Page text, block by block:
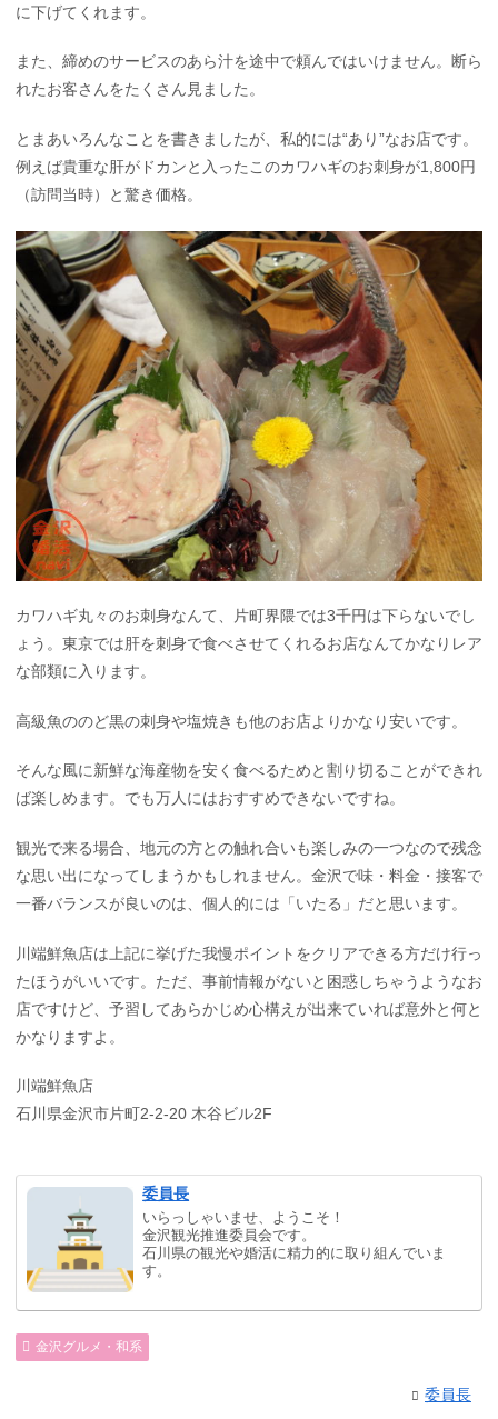
に下げてくれます。
また、締めのサービスのあら汁を途中で頼んではいけません。断ら
れたお客さんをたくさん見ました。
とまあいろんなことを書きましたが、私的には“あり”なお店です。
例えば貴重な肝がドカンと入ったこのカワハギのお刺身が1,800円
（訪問当時）と驚き価格。
カワハギ丸々のお刺身なんて、片町界隈では3千円は下らないでし
ょう。東京では肝を刺身で食べさせてくれるお店なんてかなりレア
な部類に入ります。
高級魚ののど黒の刺身や塩焼きも他のお店よりかなり安いです。
そんな風に新鮮な海産物を安く食べるためと割り切ることができれ
ば楽しめます。でも万人にはおすすめできないですね。
観光で来る場合、地元の方との触れ合いも楽しみの一つなので残念
な思い出になってしまうかもしれません。金沢で味・料金・接客で
一番バランスが良いのは、個人的には「いたる」だと思います。
川端鮮魚店は上記に挙げた我慢ポイントをクリアできる方だけ行っ
たほうがいいです。ただ、事前情報がないと困惑しちゃうようなお
店ですけど、予習してあらかじめ心構えが出来ていれば意外と何と
かなりますよ。
川端鮮魚店
石川県金沢市片町2-2-20 木谷ビル2F
委員長
いらっしゃいませ、ようこそ！
金沢観光推進委員会です。
石川県の観光や婚活に精力的に取り組んでいま
す。
金沢グルメ・和系
委員長